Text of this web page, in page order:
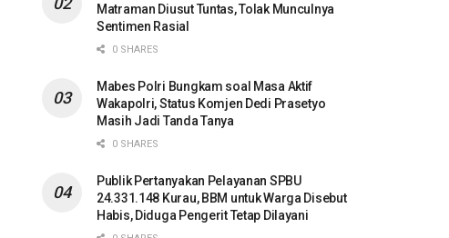
Matraman Diusut Tuntas, Tolak Munculnya
Sentimen Rasial
0 SHARES
Mabes Polri Bungkam soal Masa Aktif
Wakapolri, Status Komjen Dedi Prasetyo
Masih Jadi Tanda Tanya
0 SHARES
Publik Pertanyakan Pelayanan SPBU
24.331.148 Kurau, BBM untuk Warga Disebut
Habis, Diduga Pengerit Tetap Dilayani